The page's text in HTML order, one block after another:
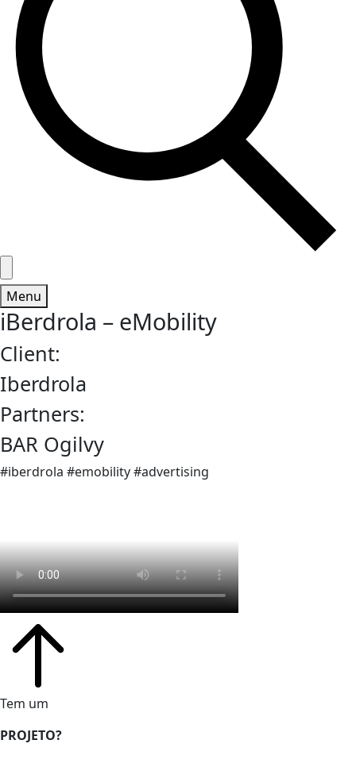
Menu
iBerdrola – eMobility
Client:
Iberdrola
Partners:
BAR Ogilvy
#iberdrola #emobility #advertising
Tem um
PROJETO?